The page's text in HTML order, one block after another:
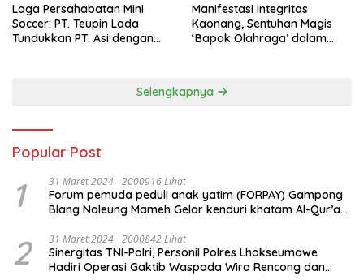
Laga Persahabatan Mini
Soccer: PT. Teupin Lada
Tundukkan PT. Asi dengan
Manifestasi Integritas
Kaonang, Sentuhan Magis
‘Bapak Olahraga’ dalam
Selengkapnya
Popular Post
1 31 Maret 2024 2000916 Lihat
Forum pemuda peduli anak yatim (FORPAY) Gampong
Blang Naleung Mameh Gelar kenduri khatam Al-Qur’an
2 31 Maret 2024 2000842 Lihat
Sinergitas TNI-Polri, Personil Polres Lhokseumawe
Hadiri Operasi Gaktib Waspada Wira Rencong dan